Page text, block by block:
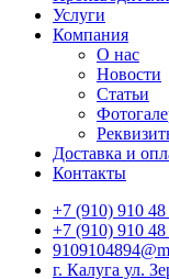
Услуги
Компания
О нас
Новости
Статьи
Доставка и
Контакты
+7 (910) 910 48
+7 (910) 910 48
г. Калуга ул.